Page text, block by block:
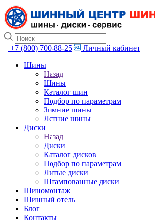
+7 (800) 700-88-25
Личный кабинет
Шины
Назад
Шины
Каталог шин
Подбор по параметрам
Зимние шины
Летние шины
Диски
Назад
Диски
Каталог дисков
Подбор по параметрам
Литые диски
Штампованные диски
Шиномонтаж
Шинный отель
Блог
Контакты